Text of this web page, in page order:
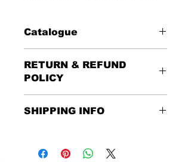
Catalogue
70x90
RETURN & REFUND
POLICY
returns or refunds.
SHIPPING INFO